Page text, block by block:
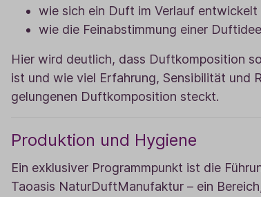
wie sich ein Duft im Verlauf entwickelt
wie die Feinabstimmung einer
Hier wird deutlich, dass Duftkomposition
ist und wie viel Erfahrung, Sensibilität und
gelungenen Duftkomposition steckt.
Produktion und Hygiene
Ein exklusiver Programmpunkt ist die
Taoasis NaturDuftManufaktur – ein